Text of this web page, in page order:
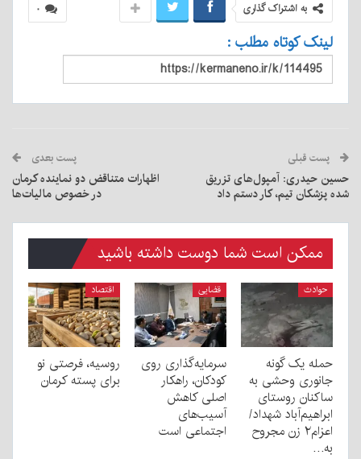
۰ به اشتراک گذاری
لینک کوتاه مطلب :
پست قبلی
حسین حیدری: آمپول‌های تزریق
شده پزشکان تیم، کار دستم داد
پست بعدی
اظهارات متناقض دو نماینده کرمان
در خصوص مالیات‌ها
ممکن است شما دوست داشته باشید
حوادث
حمله یک گونه
جانوری وحشی به
ساکنان روستای
ابراهیم‌آباد شهداد/
اعزام۲ زن مجروح
به…
قضایی
سرمایه‌گذاری روی
کودکان، راهکار
اصلی کاهش
آسیب‌های
اجتماعی است
اقتصاد
روسیه، فرصتی نو
برای پسته کرمان